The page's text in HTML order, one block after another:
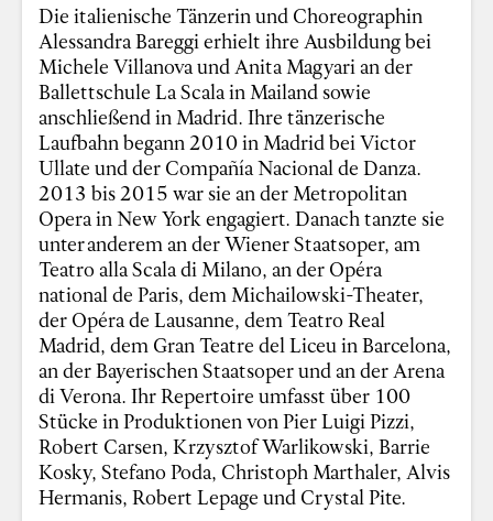
Die italienische Tänzerin und Choreographin
Alessandra Bareggi erhielt ihre Ausbildung bei
Michele Villanova und Anita Magyari an der
Ballettschule La Scala in Mailand sowie
anschließend in Madrid. Ihre tänzerische
Laufbahn begann 2010 in Madrid bei Victor
Ullate und der Compañía Nacional de Danza.
2013 bis 2015 war sie an der Metropolitan
Opera in New York engagiert. Danach tanzte sie
unter anderem an der Wiener Staatsoper, am
Teatro alla Scala di Milano, an der Opéra
national de Paris, dem Michailowski-Theater,
der Opéra de Lausanne, dem Teatro Real
Madrid, dem Gran Teatre del Liceu in Barcelona,
an der Bayerischen Staatsoper und an der Arena
di Verona. Ihr Repertoire umfasst über 100
Stücke in Produktionen von Pier Luigi Pizzi,
Robert Carsen, Krzysztof Warlikowski, Barrie
Kosky, Stefano Poda, Christoph Marthaler, Alvis
Hermanis, Robert Lepage und Crystal Pite.